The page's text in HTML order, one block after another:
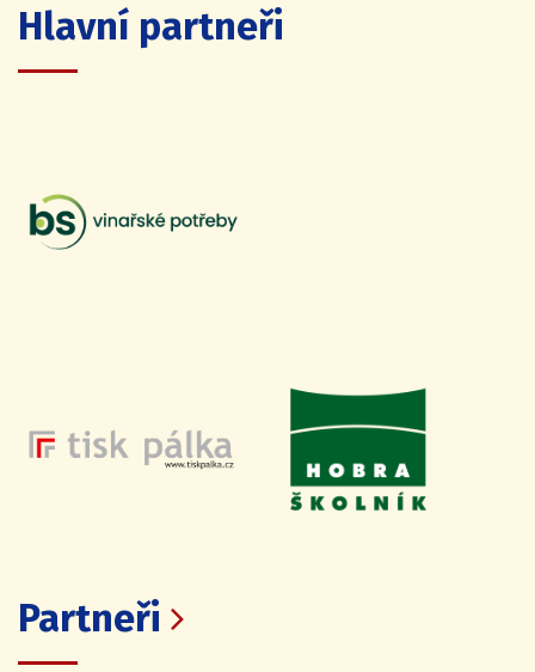
Hlavní partneři
Partneři